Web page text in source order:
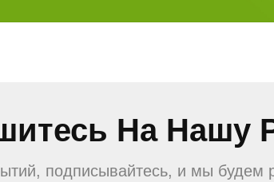
На Нашу
подписывайтесь, и мы